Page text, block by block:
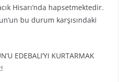
Hisarı’nda hapsetmektedir.
bu durum karşısındaki
EDEBALI’YI KURTARMAK